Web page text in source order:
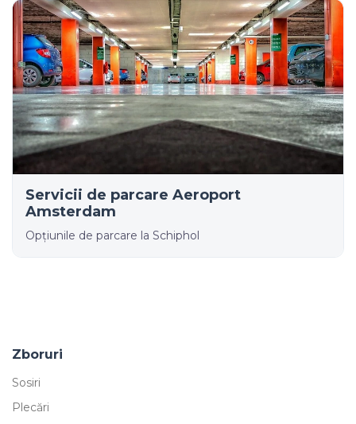
Servicii de parcare Aeroport
Amsterdam
Opțiunile de parcare la Schiphol
Zboruri
Sosiri
Plecări